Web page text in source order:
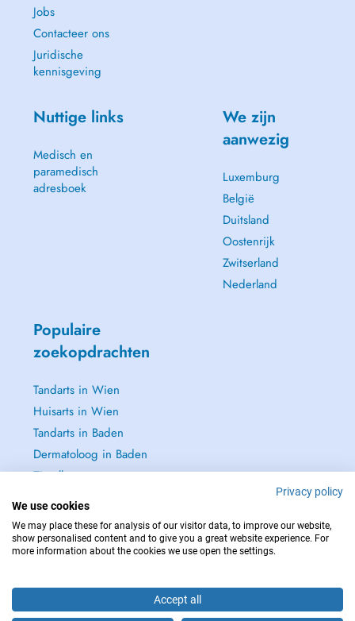
Jobs
Contacteer ons
Juridische
kennisgeving
Nuttige links
Medisch en
paramedisch
adresboek
We zijn
aanwezig
Luxemburg
België
Duitsland
Oostenrijk
Zwitserland
Nederland
Populaire
zoekopdrachten
Tandarts in Wien
Huisarts in Wien
Tandarts in Baden
Dermatoloog in Baden
Zie alle →
NEEM IN GEVAL VAN NOOD CONTACT OP MET : 112
Privacy policy
We use cookies
We may place these for analysis of our visitor data, to improve our website,
show personalised content and to give you a great website experience. For
more information about the cookies we use open the settings.
Accept all